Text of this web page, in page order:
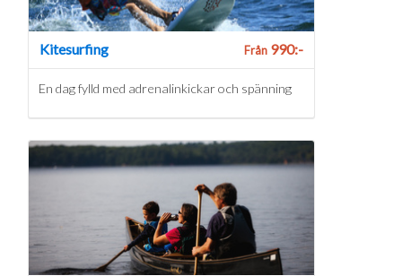
Kitesurfing Från990:-
En dag fylld med adrenalinkickar och spänning